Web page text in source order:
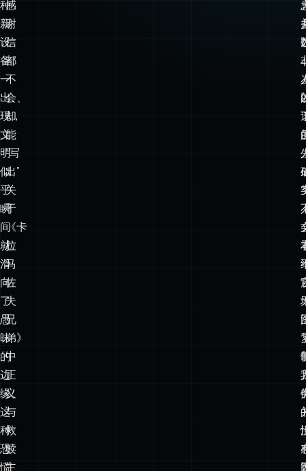
种
新
设
备
一
出
现，
文
明
似
乎
瞬
间
就
滑
向
了
愚
昧
的
边
缘。
这
种
恐
慌
感
谢
信
都
不
会、
却
能
“写
出”
关
于
《卡
拉
马
佐
夫
兄
弟》
中
正
义
与
救
赎
主